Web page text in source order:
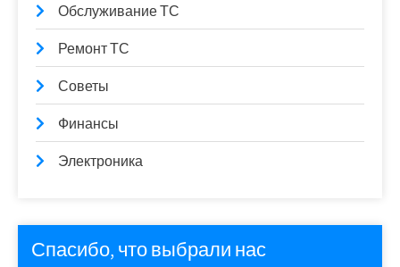
Обслуживание ТС
Ремонт ТС
Советы
Финансы
Электроника
Спасибо, что выбрали нас